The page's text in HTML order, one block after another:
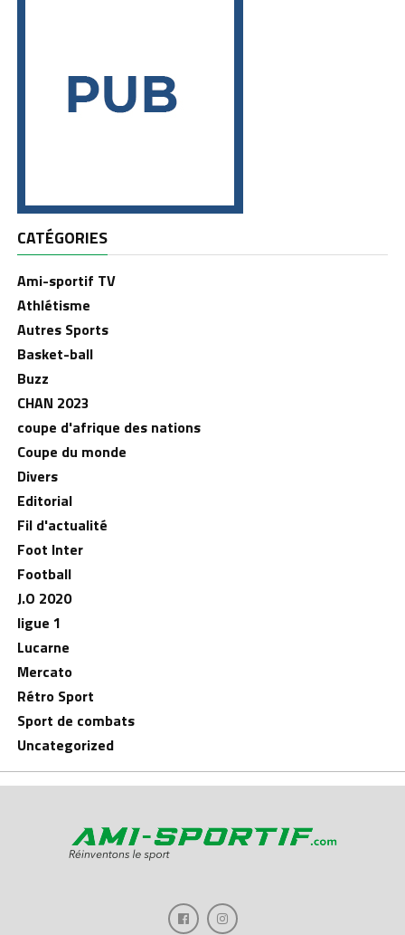
CATÉGORIES
Ami-sportif TV
Athlétisme
Autres Sports
Basket-ball
Buzz
CHAN 2023
coupe d'afrique des nations
Coupe du monde
Divers
Editorial
Fil d'actualité
Foot Inter
Football
J.O 2020
ligue 1
Lucarne
Mercato
Rétro Sport
Sport de combats
Uncategorized